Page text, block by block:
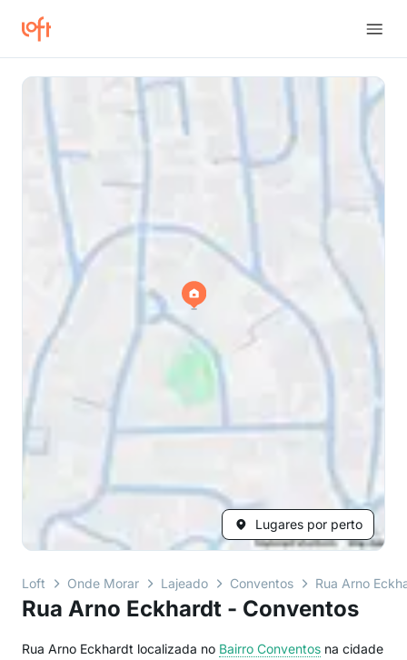
Lugares por perto
Loft Onde Morar Lajeado Conventos Rua Arno
Rua Arno Eckhardt - Conventos
Rua Arno Eckhardt localizada no Bairro Conventos na cidade